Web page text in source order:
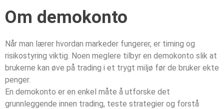
Om demokonto
Når man lærer hvordan markeder fungerer, er timing og
risikostyring viktig. Noen meglere tilbyr en demokonto slik at
brukerne kan øve på trading i et trygt miljø før de bruker ekte
penger.
En demokonto er en enkel måte å utforske det
grunnleggende innen trading, teste strategier og forstå